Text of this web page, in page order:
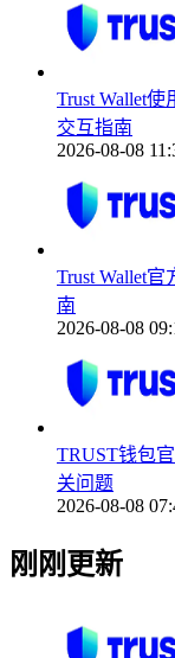
Trust Wallet
交互指南
2026-08-08
Trust Wallet
南
2026-08-08
TRUST钱包
关问题
2026-08-08
刚刚更新